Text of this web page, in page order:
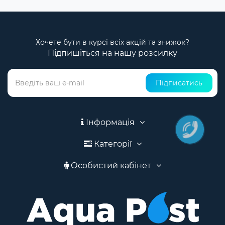
Хочете бути в курсі всіх акцій та знижок?
Підпишіться на нашу розсилку
Підписатись
Інформація
Категорії
Особистий кабінет